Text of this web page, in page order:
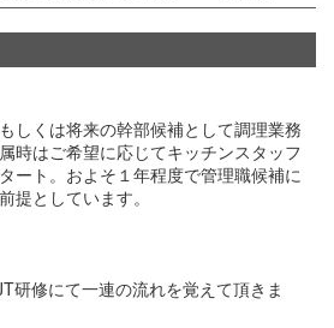
しくは将来の幹部候補として調理業務
時はご希望に応じてキッチンスタッフ
ート。およそ１年程度で管理職候補に
提としています。
研修にて一連の流れを覚えて頂きま